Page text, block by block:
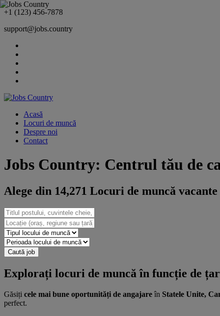
+1 (123) 456-7878
support@jobs.country
Acasă
Locuri de muncă
Despre noi
Contact
Jobs Country: Centrul tău de
Alege din 14,271 Locuri de muncă
Explorați locuri de muncă în funcție de
Găsiți cele mai bune oportunități de angajare în Statele Unite,
perfect.